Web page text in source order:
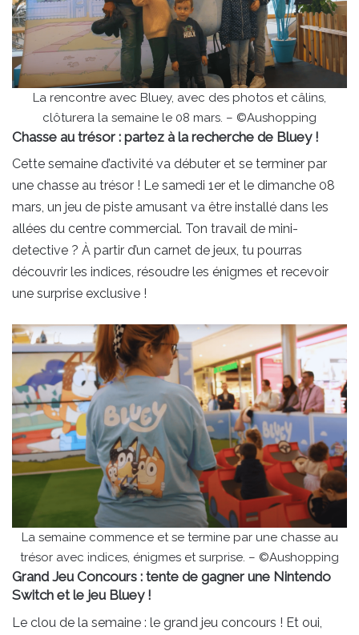
La rencontre avec Bluey, avec des photos et câlins,
clôturera la semaine le 08 mars. – ©Aushopping
Chasse au trésor : partez à la recherche de Bluey !
Cette semaine d’activité va débuter et se terminer par
une chasse au trésor ! Le samedi 1er et le dimanche 08
mars, un jeu de piste amusant va être installé dans les
allées du centre commercial. Ton travail de mini-
detective ? À partir d’un carnet de jeux, tu pourras
découvrir les indices, résoudre les énigmes et recevoir
une surprise exclusive !
La semaine commence et se termine par une chasse au
trésor avec indices, énigmes et surprise. – ©Aushopping
Grand Jeu Concours : tente de gagner une Nintendo
Switch et le jeu Bluey !
Le clou de la semaine : le grand jeu concours ! Et oui,